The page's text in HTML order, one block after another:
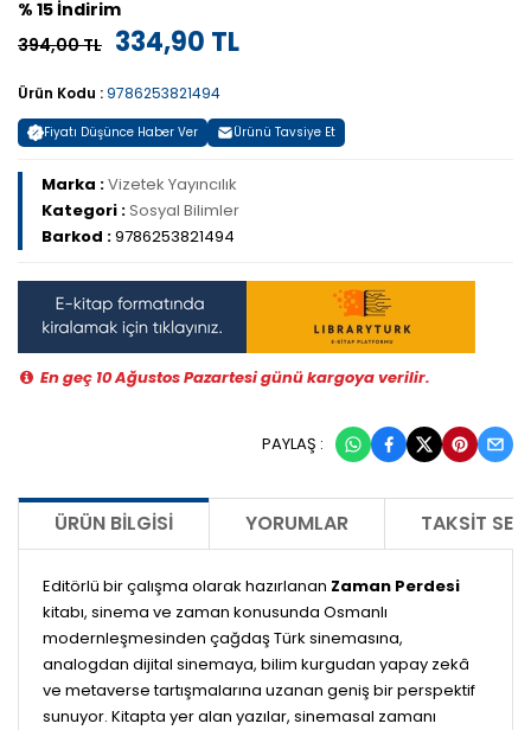
% 15 İndirim
394,00 TL 334,90 TL
Ürün Kodu : 9786253821494
Fiyatı Düşünce Haber Ver Ürünü Tavsiye Et
Marka :Vizetek Yayıncılık
Kategori :Sosyal Bilimler
Barkod :9786253821494
En geç 10 Ağustos Pazartesi günü kargoya verilir.
PAYLAŞ :
ÜRÜN BILGISI YORUMLAR TAKSIT
Editörlü bir çalışma olarak hazırlanan Zaman Perdesi
kitabı, sinema ve zaman konusunda Osmanlı
modernleşmesinden çağdaş Türk sinemasına,
analogdan dijital sinemaya, bilim kurgudan yapay zekâ
ve metaverse tartışmalarına uzanan geniş bir perspektif
sunuyor. Kitapta yer alan yazılar, sinemasal zamanı